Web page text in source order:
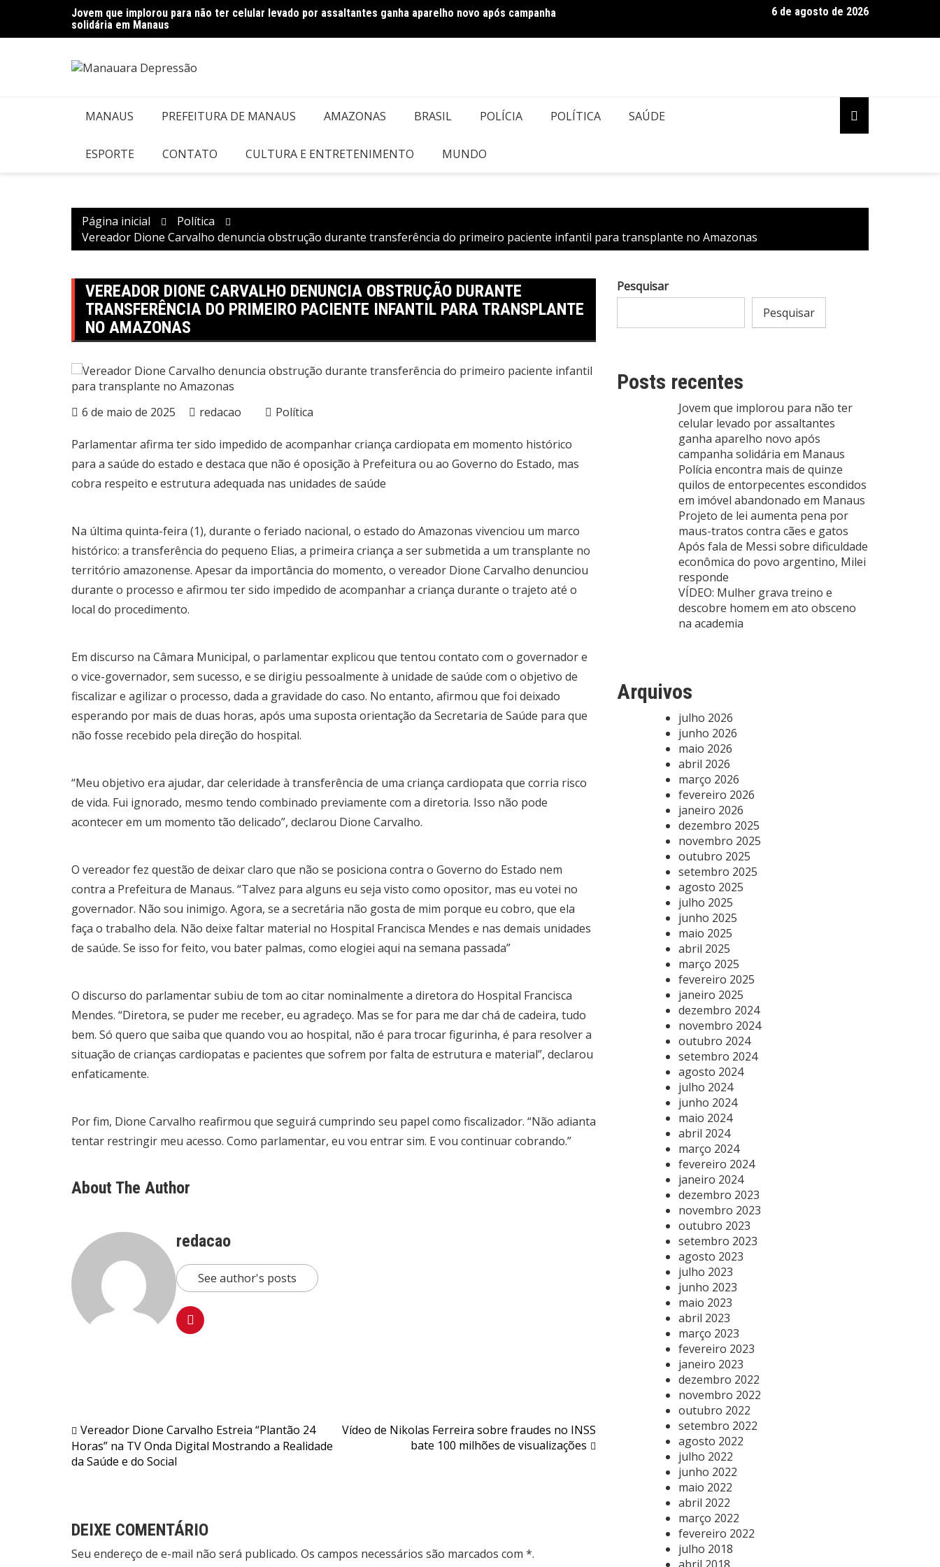
o
Jovem que implorou para não ter celular levado por assaltantes ganha aparelho novo após campanha
solidária em Manaus
Polícia encontra mais de quinze quilos de entorpecentes escondidos
6 de agosto de 2026
MANAUS PREFEITURA DE MANAUS AMAZONAS BRASIL POLÍCIA POLÍTICA SAÚDE
ESPORTE CONTATO CULTURA E ENTRETENIMENTO MUNDO
Página inicial
Política
Vereador Dione Carvalho denuncia obstrução durante transferência do primeiro paciente infantil para transplante no Amazonas
VEREADOR DIONE CARVALHO DENUNCIA OBSTRUÇÃO DURANTE
TRANSFERÊNCIA DO PRIMEIRO PACIENTE INFANTIL PARA TRANSPLANTE
NO AMAZONAS
6 de maio de 2025 redacao Política
Parlamentar afirma ter sido impedido de acompanhar criança cardiopata em momento histórico
para a saúde do estado e destaca que não é oposição à Prefeitura ou ao Governo do Estado, mas
cobra respeito e estrutura adequada nas unidades de saúde
Na última quinta-feira (1), durante o feriado nacional, o estado do Amazonas vivenciou um marco
histórico: a transferência do pequeno Elias, a primeira criança a ser submetida a um transplante no
território amazonense. Apesar da importância do momento, o vereador Dione Carvalho denunciou
durante o processo e afirmou ter sido impedido de acompanhar a criança durante o trajeto até o
local do procedimento.
Em discurso na Câmara Municipal, o parlamentar explicou que tentou contato com o governador e
o vice-governador, sem sucesso, e se dirigiu pessoalmente à unidade de saúde com o objetivo de
fiscalizar e agilizar o processo, dada a gravidade do caso. No entanto, afirmou que foi deixado
esperando por mais de duas horas, após uma suposta orientação da Secretaria de Saúde para que
não fosse recebido pela direção do hospital.
“Meu objetivo era ajudar, dar celeridade à transferência de uma criança cardiopata que corria risco
de vida. Fui ignorado, mesmo tendo combinado previamente com a diretoria. Isso não pode
acontecer em um momento tão delicado”, declarou Dione Carvalho.
O vereador fez questão de deixar claro que não se posiciona contra o Governo do Estado nem
contra a Prefeitura de Manaus. “Talvez para alguns eu seja visto como opositor, mas eu votei no
governador. Não sou inimigo. Agora, se a secretária não gosta de mim porque eu cobro, que ela
faça o trabalho dela. Não deixe faltar material no Hospital Francisca Mendes e nas demais unidades
de saúde. Se isso for feito, vou bater palmas, como elogiei aqui na semana passada”
O discurso do parlamentar subiu de tom ao citar nominalmente a diretora do Hospital Francisca
Mendes. “Diretora, se puder me receber, eu agradeço. Mas se for para me dar chá de cadeira, tudo
bem. Só quero que saiba que quando vou ao hospital, não é para trocar figurinha, é para resolver a
situação de crianças cardiopatas e pacientes que sofrem por falta de estrutura e material”, declarou
enfaticamente.
Por fim, Dione Carvalho reafirmou que seguirá cumprindo seu papel como fiscalizador. “Não adianta
tentar restringir meu acesso. Como parlamentar, eu vou entrar sim. E vou continuar cobrando.”
About The Author
redacao
See author's posts
Navegação
de
Vereador Dione Carvalho Estreia “Plantão 24
Horas” na TV Onda Digital Mostrando a Realidade
da Saúde e do Social
Vídeo de Nikolas Ferreira sobre fraudes no INSS
bate 100 milhões de visualizações
DEIXE COMENTÁRIO
Seu endereço de e-mail não será publicado. Os campos necessários são marcados com *.
Pesquisar
Pesquisar
Posts recentes
Jovem que implorou para não ter
celular levado por assaltantes
ganha aparelho novo após
campanha solidária em Manaus
Polícia encontra mais de quinze
quilos de entorpecentes escondidos
em imóvel abandonado em Manaus
Projeto de lei aumenta pena por
maus-tratos contra cães e gatos
Após fala de Messi sobre dificuldade
econômica do povo argentino, Milei
responde
VÍDEO: Mulher grava treino e
descobre homem em ato obsceno
na academia
Arquivos
julho 2026
junho 2026
maio 2026
abril 2026
março 2026
fevereiro 2026
janeiro 2026
dezembro 2025
novembro 2025
outubro 2025
setembro 2025
agosto 2025
julho 2025
junho 2025
maio 2025
abril 2025
março 2025
fevereiro 2025
janeiro 2025
dezembro 2024
novembro 2024
outubro 2024
setembro 2024
agosto 2024
julho 2024
junho 2024
maio 2024
abril 2024
março 2024
fevereiro 2024
janeiro 2024
dezembro 2023
novembro 2023
outubro 2023
setembro 2023
agosto 2023
julho 2023
junho 2023
maio 2023
abril 2023
março 2023
fevereiro 2023
janeiro 2023
dezembro 2022
novembro 2022
outubro 2022
setembro 2022
agosto 2022
julho 2022
junho 2022
maio 2022
abril 2022
março 2022
fevereiro 2022
julho 2018